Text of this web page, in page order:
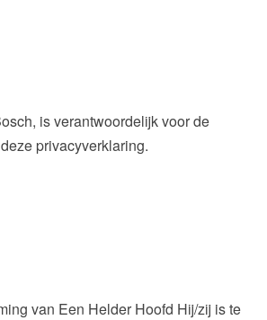
is verantwoordelijk voor de
privacyverklaring.
van Een Helder Hoofd Hij/zij is te